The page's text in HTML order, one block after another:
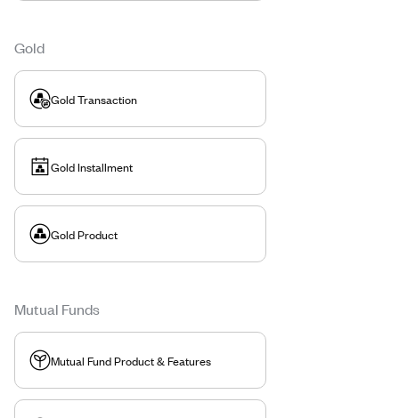
Gold
Gold Transaction
Gold Installment
Gold Product
Mutual Funds
Mutual Fund Product & Features